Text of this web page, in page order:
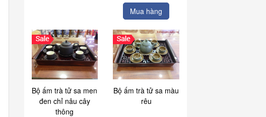
Mua hàng
Bộ ấm trà tử sa men
đen chỉ nâu cây
thông
Bộ ấm trà tử sa màu
rêu